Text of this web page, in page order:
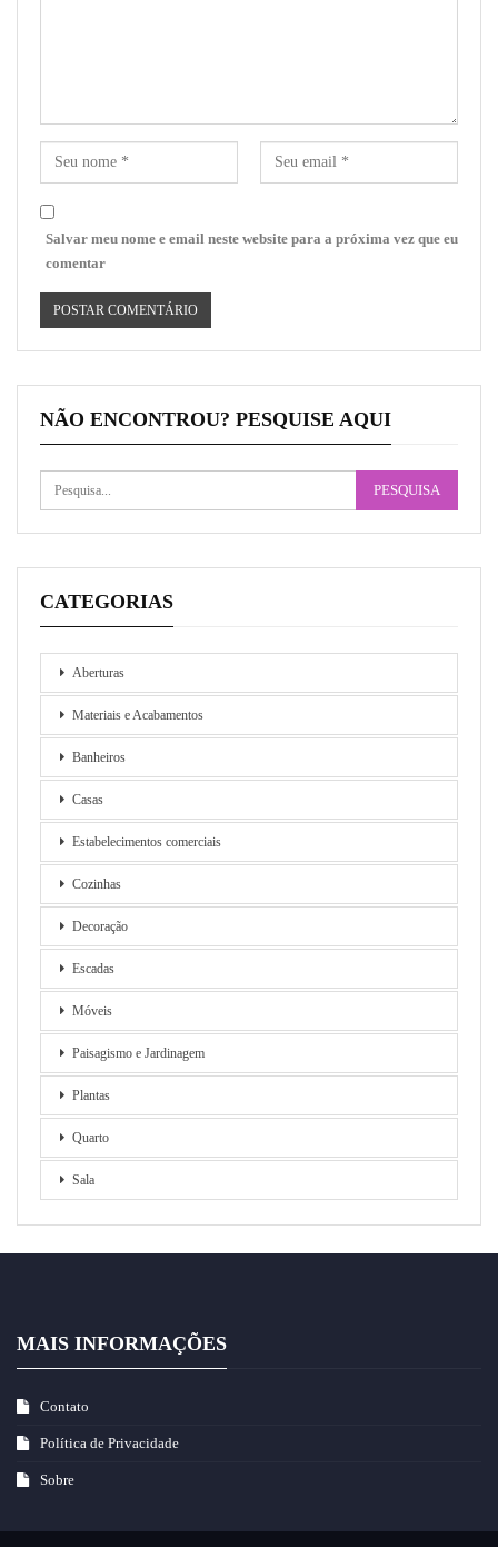
Salvar meu nome e email neste website para a próxima vez que eu
comentar
NÃO ENCONTROU? PESQUISE AQUI
CATEGORIAS
Aberturas
Materiais e Acabamentos
Banheiros
Casas
Estabelecimentos comerciais
Cozinhas
Decoração
Escadas
Móveis
Paisagismo e Jardinagem
Plantas
Quarto
Sala
MAIS INFORMAÇÕES
Contato
Política de Privacidade
Sobre